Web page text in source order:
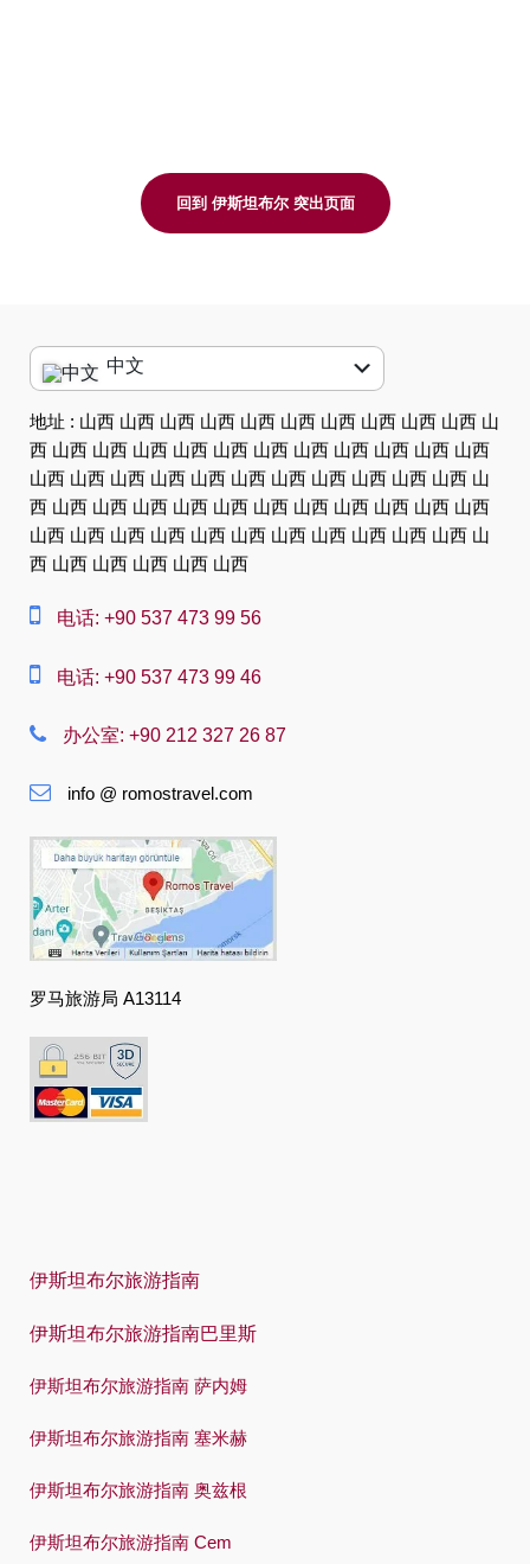
回到 伊斯坦布尔 突出页面
中文
English
العربية
中文
Dansk
Suomi
Français
हिंदी
Magyar
Indonesia
Italiano
日本語
한국어
Español
Việt
地址 : 山西 山西 山西 山西 山西 山西 山西 山西 山西 山西 山
西 山西 山西 山西 山西 山西 山西 山西 山西 山西 山西 山西
山西 山西 山西 山西 山西 山西 山西 山西 山西 山西 山西 山
西 山西 山西 山西 山西 山西 山西 山西 山西 山西 山西 山西
山西 山西 山西 山西 山西 山西 山西 山西 山西 山西 山西 山
西 山西 山西 山西 山西 山西
电话: +90 537 473 99 56
电话: +90 537 473 99 46
办公室: +90 212 327 26 87
info @ romostravel.com
罗马旅游局 A13114
伊斯坦布尔旅游指南
伊斯坦布尔旅游指南巴里斯
伊斯坦布尔旅游指南 萨内姆
伊斯坦布尔旅游指南 塞米赫
伊斯坦布尔旅游指南 奥兹根
伊斯坦布尔旅游指南 Cem